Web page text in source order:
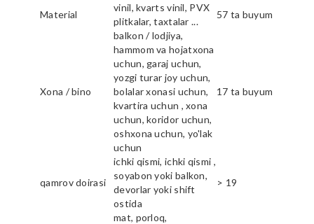
Material
vinil, kvarts vinil, PVX
plitkalar, taxtalar ...
57 ta buyum
Xona / bino
balkon / lodjiya,
hammom va hojatxona
uchun, garaj uchun,
yozgi turar joy uchun,
bolalar xonasi uchun,
kvartira uchun , xona
uchun, koridor uchun,
oshxona uchun, yo'lak
uchun
17 ta buyum
qamrov doirasi
ichki qismi, ichki qismi ,
soyabon yoki balkon,
devorlar yoki shift
ostida
> 19
mat, porloq,